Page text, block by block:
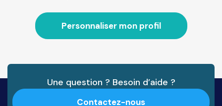
Personnaliser mon profil
Une question ? Besoin d’aide ?
Contactez-nous